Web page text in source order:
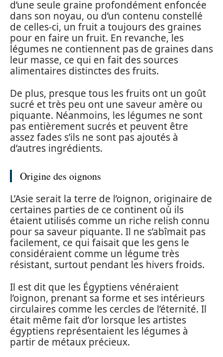
d’une seule graine profondément enfoncée
dans son noyau, ou d’un contenu constellé
de celles-ci, un fruit a toujours des graines
pour en faire un fruit. En revanche, les
légumes ne contiennent pas de graines dans
leur masse, ce qui en fait des sources
alimentaires distinctes des fruits.
De plus, presque tous les fruits ont un goût
sucré et très peu ont une saveur amère ou
piquante. Néanmoins, les légumes ne sont
pas entièrement sucrés et peuvent être
assez fades s’ils ne sont pas ajoutés à
d’autres ingrédients.
Origine des oignons
L’Asie serait la terre de l’oignon, originaire de
certaines parties de ce continent où ils
étaient utilisés comme un riche relish connu
pour sa saveur piquante. Il ne s’abîmait pas
facilement, ce qui faisait que les gens le
considéraient comme un légume très
résistant, surtout pendant les hivers froids.
Il est dit que les Égyptiens vénéraient
l’oignon, prenant sa forme et ses intérieurs
circulaires comme les cercles de l’éternité. Il
était même fait d’or lorsque les artistes
égyptiens représentaient les légumes à
partir de métaux précieux.